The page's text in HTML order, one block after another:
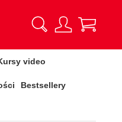
video
Bestsellery